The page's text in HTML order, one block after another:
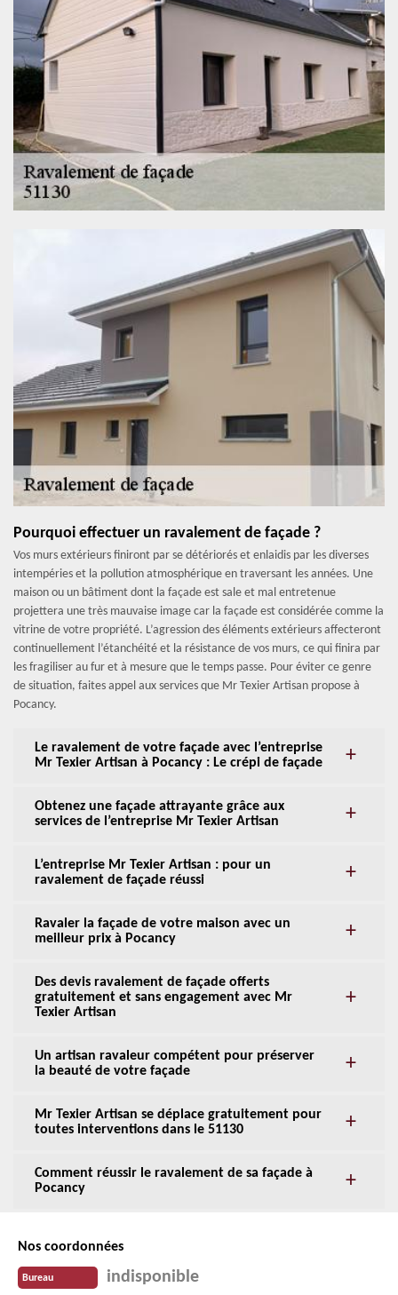
Pourquoi effectuer un ravalement de façade ?
Vos murs extérieurs finiront par se détériorés et enlaidis par les diverses
intempéries et la pollution atmosphérique en traversant les années. Une
maison ou un bâtiment dont la façade est sale et mal entretenue
projettera une très mauvaise image car la façade est considérée comme la
vitrine de votre propriété. L’agression des éléments extérieurs affecteront
continuellement l’étanchéité et la résistance de vos murs, ce qui finira par
les fragiliser au fur et à mesure que le temps passe. Pour éviter ce genre
de situation, faites appel aux services que Mr Texier Artisan propose à
Pocancy.
Le ravalement de votre façade avec l’entreprise
Mr Texier Artisan à Pocancy : Le crépi de façade
Obtenez une façade attrayante grâce aux
services de l’entreprise Mr Texier Artisan
L’entreprise Mr Texier Artisan : pour un
ravalement de façade réussi
Ravaler la façade de votre maison avec un
meilleur prix à Pocancy
Des devis ravalement de façade offerts
gratuitement et sans engagement avec Mr
Texier Artisan
Un artisan ravaleur compétent pour préserver
la beauté de votre façade
Mr Texier Artisan se déplace gratuitement pour
toutes interventions dans le 51130
Comment réussir le ravalement de sa façade à
Pocancy
Nos coordonnées
Bureau indisponible